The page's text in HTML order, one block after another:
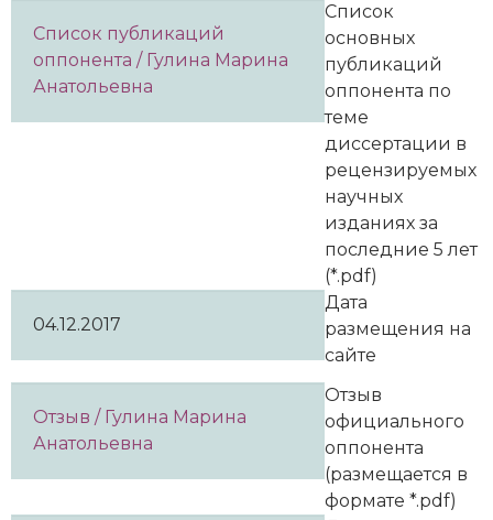
Список публикаций
оппонента / Гулина Марина
Анатольевна
Список
основных
публикаций
оппонента по
теме
диссертации в
рецензируемых
научных
изданиях за
последние 5 лет
(*.pdf)
04.12.2017
Дата
размещения на
сайте
Отзыв / Гулина Марина
Анатольевна
Отзыв
официального
оппонента
(размещается в
формате *.pdf)